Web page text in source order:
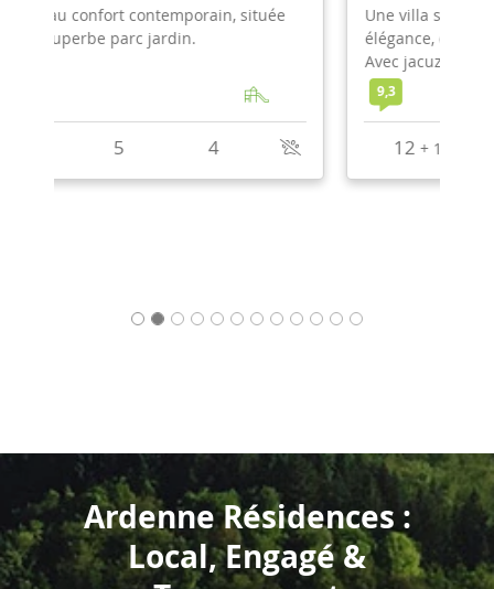
Une villa sophistiquée et décorée avec
élégance, dans un environnement paisible.
Avec jacuzzi, piscine extérieure et loisirs.
12 5 5
Ardenne Résidences :
Local, Engagé &